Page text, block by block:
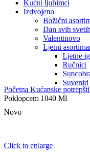
Kućni ljubimci
Izdvojeno
Božićni
Dan svih svetih
Valentinovo
Ljetni
Ljetne
Ručnici
Suveniri
Početna Kućanske
Poklopcem 1040 Ml
Novo
Click to enlarge